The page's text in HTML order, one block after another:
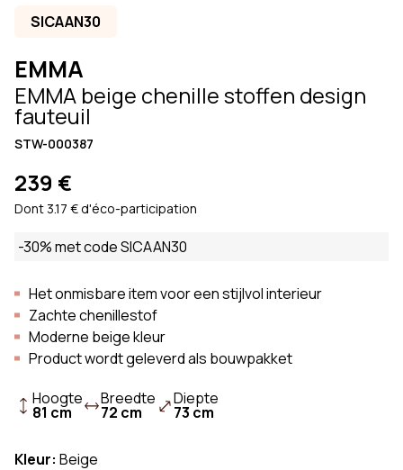
SICAAN30
EMMA
EMMA beige chenille stoffen design
fauteuil
STW-000387
239 €
Dont 3.17 € d'éco-participation
-30% met code SICAAN30
Het onmisbare item voor een stijlvol interieur
Zachte chenillestof
Moderne beige kleur
Product wordt geleverd als bouwpakket
Hoogte
81 cm
Breedte
72 cm
Diepte
73 cm
Kleur: Beige